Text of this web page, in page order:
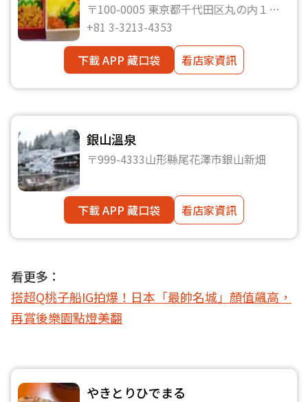
〒100-0005 東京都千代田区丸の内１丁
目９−1，JR東京駅構内（GRANSTA内)
+81 3-3213-4353
下載 APP 藏口袋
看店家資訊
銀山溫泉
〒999-4333山形縣尾花澤市銀山新畑
下載 APP 藏口袋 看店家資訊
看更多：
搭超Q桃子船IG拍爆！日本「最帥名城」顏值飆高，
再賞後樂園點燈美翻
やきとりひでまる